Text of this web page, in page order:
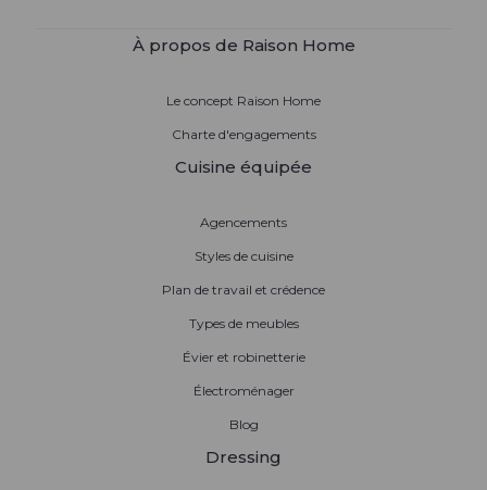
À propos de Raison Home
Le concept Raison Home
Charte d'engagements
Cuisine équipée
Agencements
Styles de cuisine
Plan de travail et crédence
Types de meubles
Évier et robinetterie
Électroménager
Blog
Dressing